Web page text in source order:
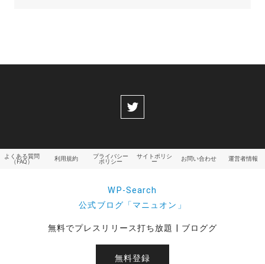
よくある質問
（FAQ）
利用規約
プライバシー
ポリシー
サイトポリシ
ー
お問い合わせ 運営者情報
WP-Search
公式ブログ「マニュオン」
無料でプレスリリース打ち放題 | ブロググ
無料登録